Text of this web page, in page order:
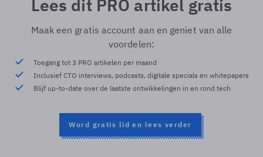
Lees dit PRO artikel gratis
Maak een gratis account aan en geniet van alle
voordelen:
Toegang tot 3 PRO artikelen per maand
Inclusief CTO interviews, podcasts, digitale specials en whitepapers
Blijf up-to-date over de laatste ontwikkelingen in en rond tech
Word gratis lid en lees verder